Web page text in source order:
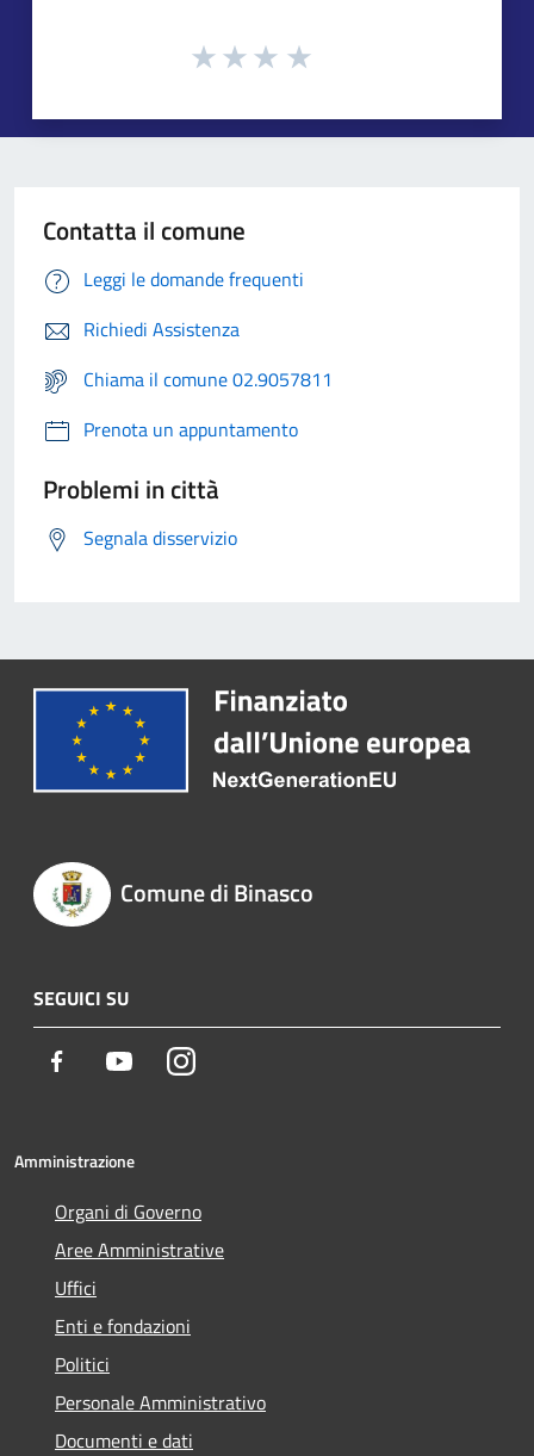
Contatta il comune
Leggi le domande frequenti
Richiedi Assistenza
Chiama il comune 02.9057811
Prenota un appuntamento
Problemi in città
Segnala disservizio
Comune di Binasco
SEGUICI SU
Facebook YoutubeInstagram
Amministrazione
Organi di Governo
Aree Amministrative
Uffici
Enti e fondazioni
Politici
Personale Amministrativo
Documenti e dati